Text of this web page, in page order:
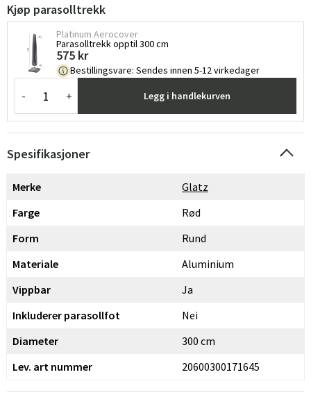
Sverige
Norge
Suomi
Kjøp parasolltrekk
Platinum Aerocover
Parasolltrekk opptil 300 cm
575 kr
Bestillingsvare: Sendes innen 5-12 virkedager
- + Legg i handlekurven
Spesifikasjoner
Merke
Glatz
Farge
Rød
Form
Rund
Materiale
Aluminium
Vippbar
Ja
Inkluderer parasollfot
Nei
Diameter
300 cm
Lev. art nummer
20600300171645